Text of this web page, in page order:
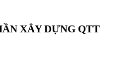
XÂY DỰNG QTT